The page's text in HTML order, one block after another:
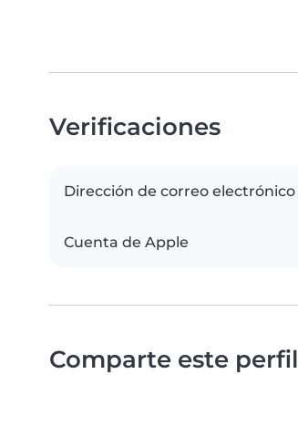
Verificaciones
Dirección de correo electrónico
Cuenta de Apple
Comparte este perfil